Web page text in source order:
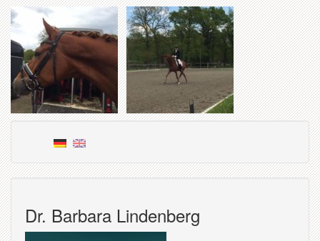
Dr. Barbara Lindenberg